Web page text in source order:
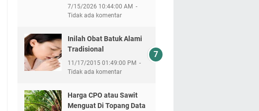
7/15/2026 10:44:00 AM
Tidak ada komentar
Inilah Obat Batuk Alami
Tradisional
11/17/2015 01:49:00 PM
Tidak ada komentar
Harga CPO atau Sawit
Menguat Di Topang Data